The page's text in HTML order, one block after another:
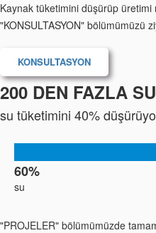
Kaynak tüketimini düşürüp üretimi
"KONSULTASYON" bölümümüzü
KONSULTASYON
200 DEN FAZLA
su tüketimini 40%
60%
su
"PROJELER" bölümümüzde